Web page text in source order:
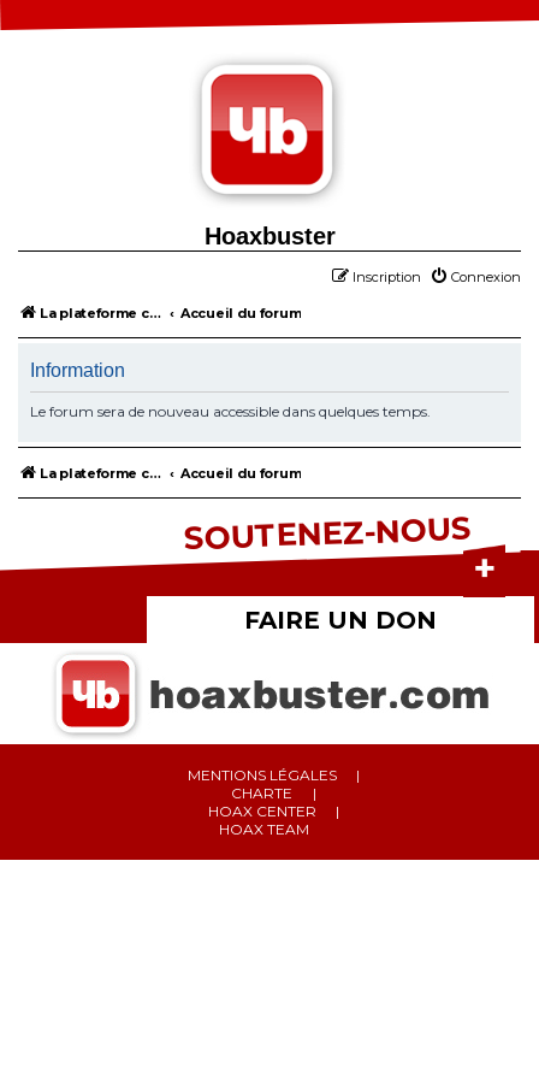
Hoaxbuster
Connexion
Inscription
La plateforme collaborative contre la désinformation Accueil du forum
Information
Le forum sera de nouveau accessible dans quelques temps.
La plateforme collaborative contre la désinformation Accueil du forum
SOUTENEZ-NOUS
FAIRE UN DON
MENTIONS LÉGALES
CHARTE
HOAX CENTER
HOAX TEAM